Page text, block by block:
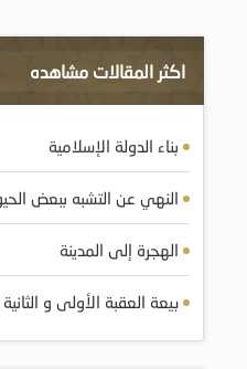
اكثر المقالات مشاهده
بناء الدولة الإسلامية
النهي عن التشبه ببعض
الهجرة إلى المدينة
بيعة العقبة الأولى و الثانية